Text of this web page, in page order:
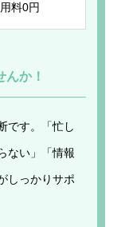
料0円
か！
です。「忙し
ない」「情報
しっかりサポ